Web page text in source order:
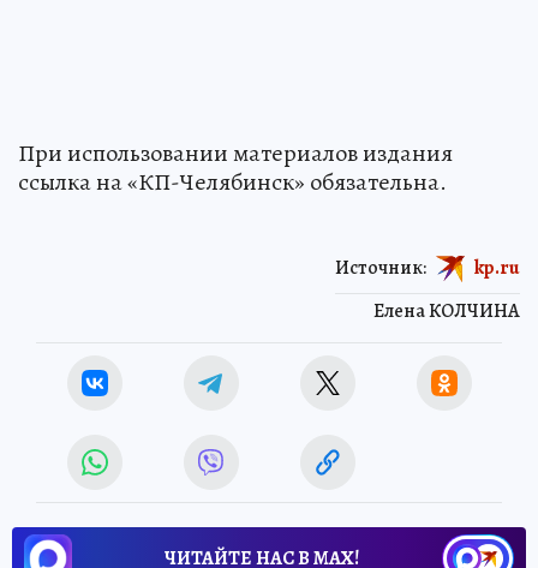
При использовании материалов издания
ссылка на «КП-Челябинск» обязательна.
Елена КОЛЧИНА
Источник: kp.ru
ЧИТАЙТЕ НАС В МАХ!